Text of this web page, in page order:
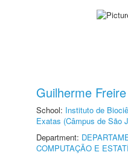
Guilherme
School: Instituto de
Exatas (Câmpus de São
Department:
COMPUTAÇÃO E